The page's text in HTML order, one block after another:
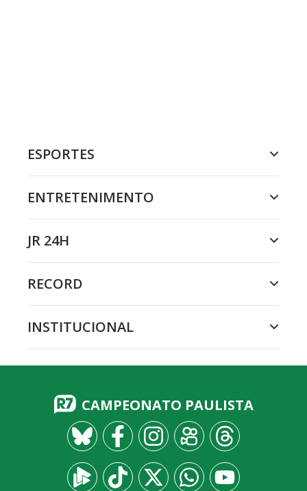
ESPORTES
ENTRETENIMENTO
JR 24H
RECORD
INSTITUCIONAL
CAMPEONATO PAULISTA